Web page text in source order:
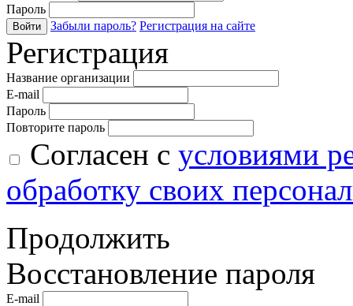
Пароль
Войти Забыли пароль? Регистрация на сайте
Регистрация
Название организации
E-mail
Пароль
Повторите пароль
Согласен с условиями
обработку своих
Продолжить
Восстановление пароля
E-mail